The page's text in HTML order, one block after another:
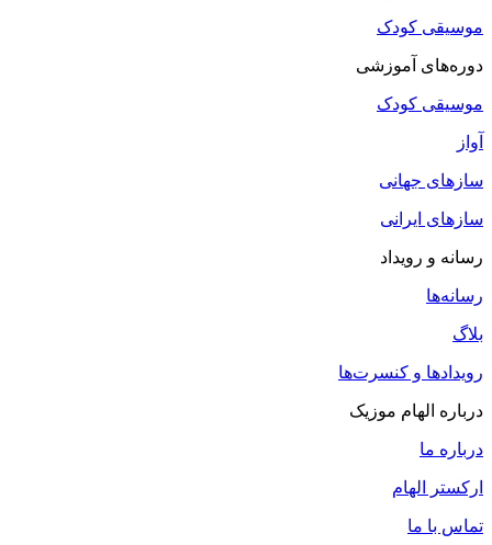
موسیقی کودک
دوره‌های آموزشی
موسیقی کودک
آواز
سازهای جهانی
سازهای ایرانی
رسانه و رویداد
رسانه‌ها
بلاگ
رویدادها و کنسرت‌ها
درباره الهام موزیک
درباره ما
ارکستر الهام
تماس با ما